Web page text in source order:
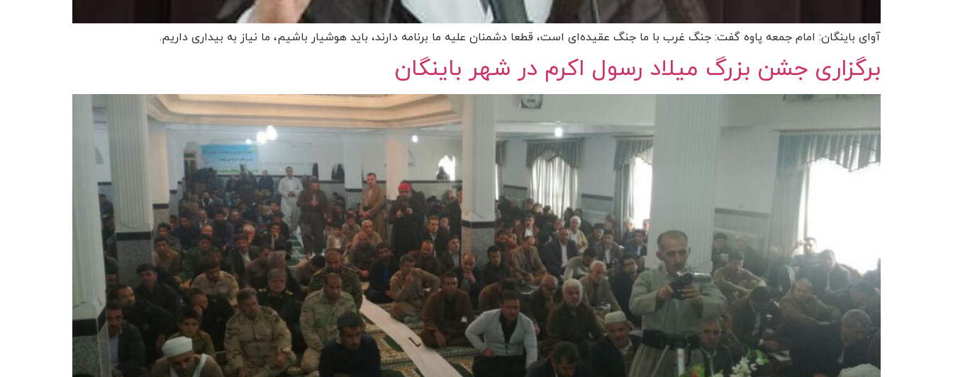
آوای باینگان: امام جمعه پاوه گفت: جنگ غرب با ما جنگ عقیده‌ای است، قطعا دشمنان علیه ما برنامه دارند، باید هوشیار باشیم، ما نیاز به بیداری داریم.
برگزاری جشن بزرگ میلاد رسول اکرم در شهر باینگان